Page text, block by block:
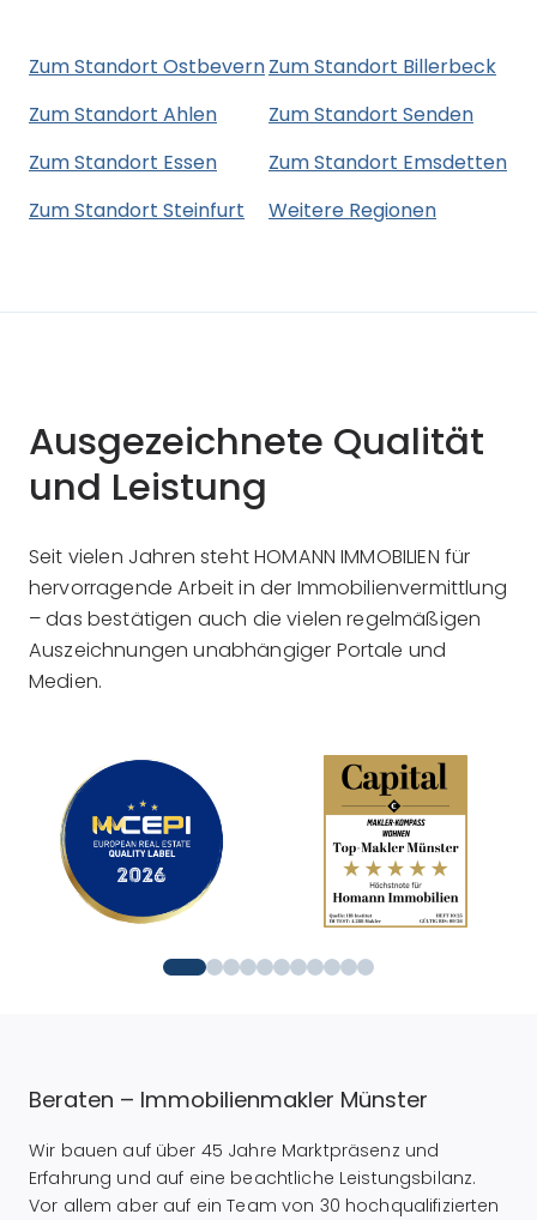
Zum Standort OstbevernZum Standort Billerbeck
Zum Standort Ahlen
Zum Standort Senden
Zum Standort Essen
Zum Standort Emsdetten
Zum Standort Steinfurt
Weitere Regionen
Ausgezeichnete Qualität
und Leistung
Seit vielen Jahren steht HOMANN IMMOBILIEN für
hervorragende Arbeit in der Immobilienvermittlung
– das bestätigen auch die vielen regelmäßigen
Auszeichnungen unabhängiger Portale und
Medien.
Beraten – Immobilienmakler Münster
Wir bauen auf über 45 Jahre Marktpräsenz und
Erfahrung und auf eine beachtliche Leistungsbilanz.
Vor allem aber auf ein Team von 30 hochqualifizierten